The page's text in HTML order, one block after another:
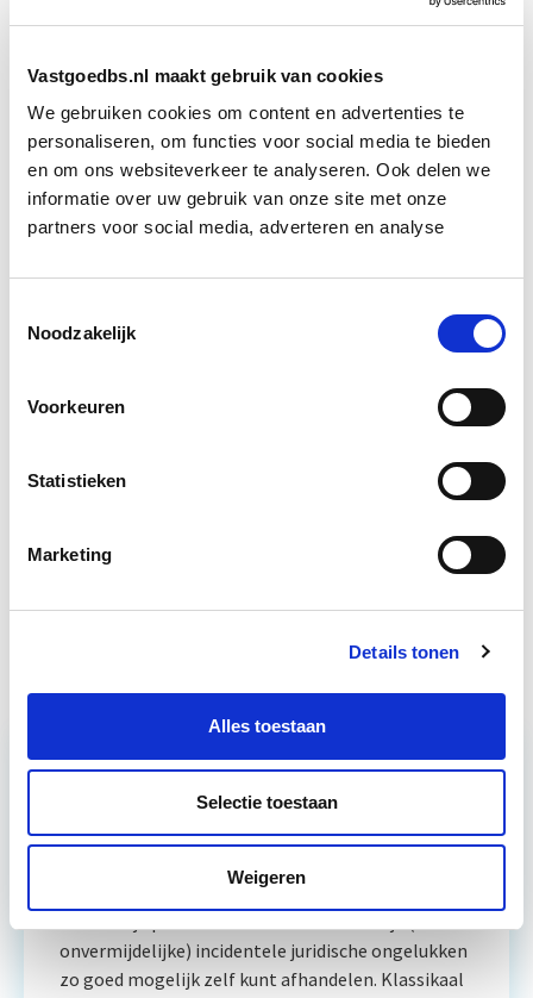
Vastgoedbs.nl maakt gebruik van cookies
We gebruiken cookies om content en advertenties te
personaliseren, om functies voor social media te bieden
en om ons websiteverkeer te analyseren. Ook delen we
informatie over uw gebruik van onze site met onze
partners voor social media, adverteren en analyse
Noodzakelijk
Voorkeuren
Statistieken
Marketing
Details tonen
Alles toestaan
Selectie toestaan
Weigeren
wonen’ een speerpunt bij de komende verkiezingen.
Maar zonder duidelijke keuzes over wat we willen
beschermen, en wat we bereid zijn op te geven,
verandert er weinig. Meer bouwen is noodzakelijk —
maar het zal ook ergens ruimte moeten krijgen.
Bron: fd.nl
Boeiend verhaal? Duik dan eens
Projectontwikkeling
Relevant bij dit artikel
Vastgoedrecht & Bouwrecht
onvermijdelijke) incidentele juridische ongelukken
zo goed mogelijk zelf kunt afhandelen. Klassikaal